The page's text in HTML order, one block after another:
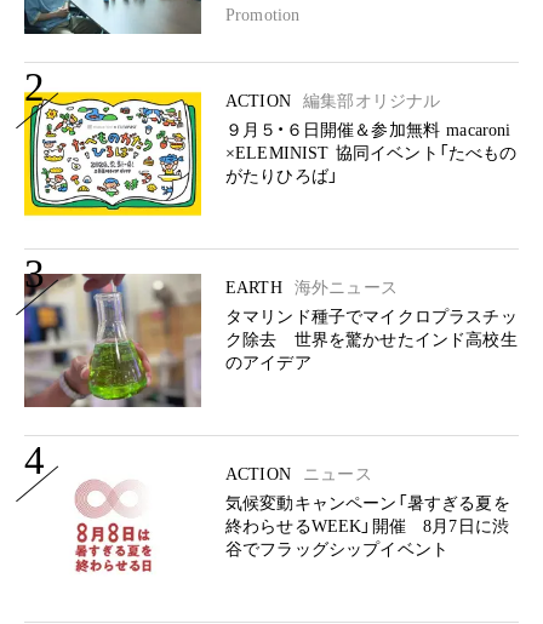
Promotion
2 ACTION
編集部オリジナル
９月５・６日開催＆参加無料 macaroni
×ELEMINIST 協同イベント「たべもの
がたりひろば」
3 EARTH
海外ニュース
タマリンド種子でマイクロプラスチッ
ク除去 世界を驚かせたインド高校生
のアイデア
4 ACTION
ニュース
気候変動キャンペーン「暑すぎる夏を
終わらせるWEEK」開催 8月7日に渋
谷でフラッグシップイベント